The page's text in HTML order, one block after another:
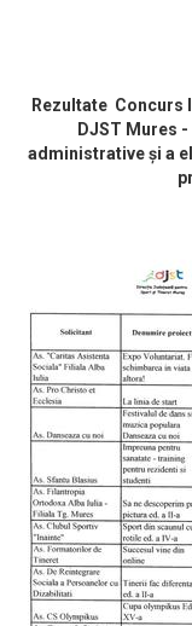
Rezultate Concurs
DJST Mures
administrative și a